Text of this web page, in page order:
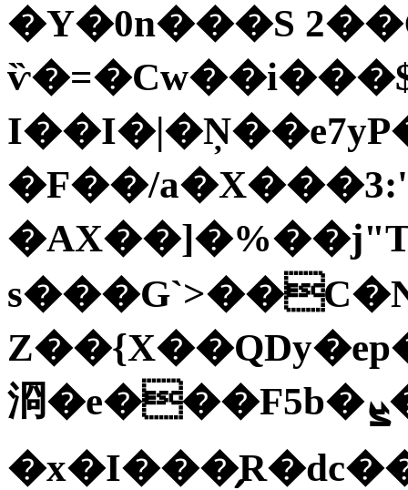
�Y�0n���S
�F��/
浻�e���F5b�ܨ�.粃� �E$sF��0#Ҥ